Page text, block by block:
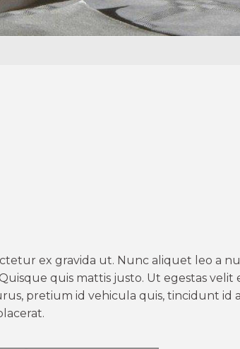
aux
ex gravida ut. Nunc aliquet leo a
quis mattis justo. Ut egestas velit
pretium id vehicula quis, tincidunt id